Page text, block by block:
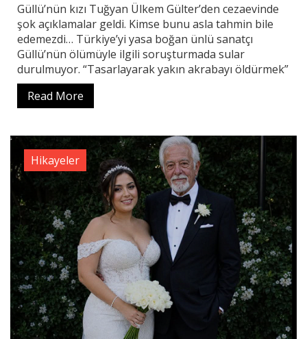
Güllü’nün kızı Tuğyan Ülkem Gülter’den cezaevinde
şok açıklamalar geldi. Kimse bunu asla tahmin bile
edemezdi… Türkiye’yi yasa boğan ünlü sanatçı
Güllü’nün ölümüyle ilgili soruşturmada sular
durulmuyor. “Tasarlayarak yakın akrabayı öldürmek”
Read More
Hikayeler